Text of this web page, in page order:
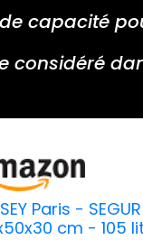
capacité
considéré
Paris -
cm - 105